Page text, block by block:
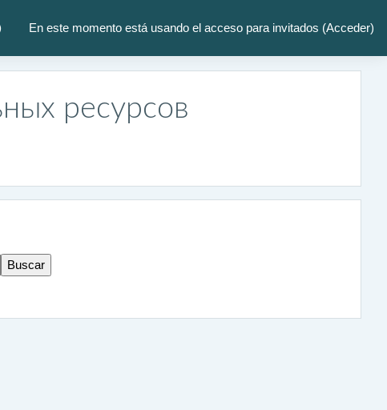
En este momento está usando el acceso para invitados (Acceder)
ресурсов